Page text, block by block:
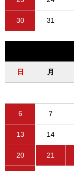
30 31
日 月
6 7
13 14
20 21